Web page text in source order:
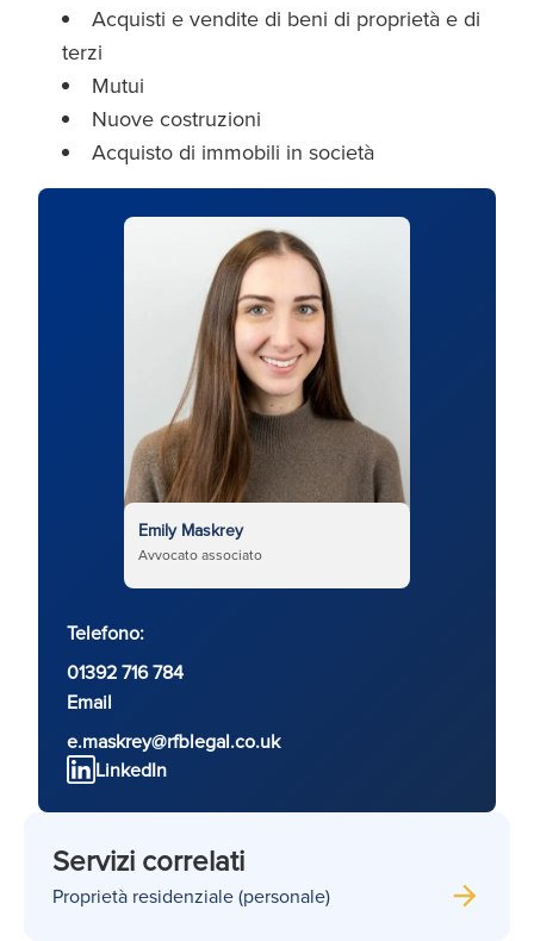
Acquisti e vendite di beni di proprietà e di
terzi
Mutui
Nuove costruzioni
Acquisto di immobili in società
Emily Maskrey
Avvocato associato
Telefono:
01392 716 784
Email
e.maskrey@rfblegal.co.uk
LinkedIn
Servizi correlati
Proprietà residenziale (personale)